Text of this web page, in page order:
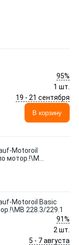
95%
1 шт.
19 - 21 сентября
В корзину
Motoroil
мотор.!\MB
Motoroil Basic
228.3/229.1
91%
2 шт.
5 - 7 августа